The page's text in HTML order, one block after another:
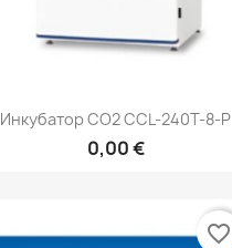
Быстрый просмотр
Инкубатор СО2 CCL-240Т-8-P
0,00 €
favorite_border